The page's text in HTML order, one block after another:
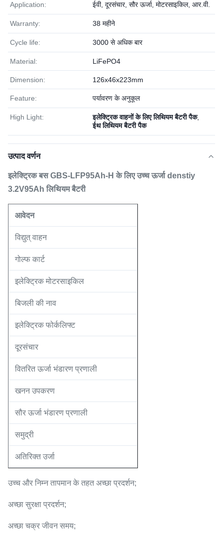
Application: ईवी, दूरसंचार, सौर ऊर्जा, मोटरसाइकिल, आर.वी.
Warranty: 38 महीने
Cycle life: 3000 से अधिक बार
Material: LiFePO4
Dimension: 126x46x223mm
Feature: पर्यावरण के अनुकूल
High Light: इलेक्ट्रिक वाहनों के लिए लिथियम बैटरी पैक,
ईथ लिथियम बैटरी पैक
उत्पाद वर्णन
इलेक्ट्रिक बस GBS-LFP95Ah-H के लिए उच्च ऊर्जा denstiy
3.2V95Ah लिथियम बैटरी
आवेदन
विद्युत् वाहन
गोल्फ कार्ट
इलेक्ट्रिक मोटरसाइकिल
बिजली की नाव
इलेक्ट्रिक फोर्कलिफ्ट
दूरसंचार
वितरित ऊर्जा भंडारण प्रणाली
खनन उपकरण
सौर ऊर्जा भंडारण प्रणाली
समुद्री
अतिरिक्त उर्जा
उच्च और निम्न तापमान के तहत अच्छा प्रदर्शन;
अच्छा सुरक्षा प्रदर्शन;
अच्छा चक्र जीवन समय;